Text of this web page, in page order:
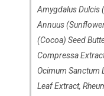
Amygdalus Dulcis
Annuus
(Cocoa) Seed
Compressa
Ocimum Sanctum
Leaf Extract,